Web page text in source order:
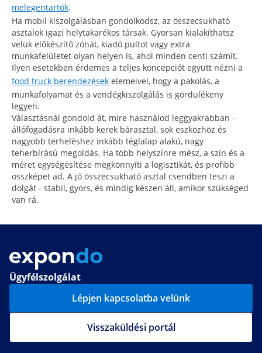
melegentartók.
Ha mobil kiszolgálásban gondolkodsz, az összecsukható
asztalok igazi helytakarékos társak. Gyorsan kialakíthatsz
velük előkészítő zónát, kiadó pultot vagy extra
munkafelületet olyan helyen is, ahol minden centi számít.
Ilyen esetekben érdemes a teljes koncepciót együtt nézni a
food truck berendezések elemeivel, hogy a pakolás, a
munkafolyamat és a vendégkiszolgálás is gördülékeny
legyen.
Választásnál gondold át, mire használod leggyakrabban -
állófogadásra inkább kerek bárasztal, sok eszközhöz és
nagyobb terheléshez inkább téglalap alakú, nagy
teherbírású megoldás. Ha több helyszínre mész, a szín és a
méret egységesítése megkönnyíti a logisztikát, és profibb
összképet ad. A jó összecsukható asztal csendben teszi a
dolgát - stabil, gyors, és mindig készen áll, amikor szükséged
van rá.
Ügyfélszolgálat
Lépjen kapcsolatba velünk
Visszaküldési portál